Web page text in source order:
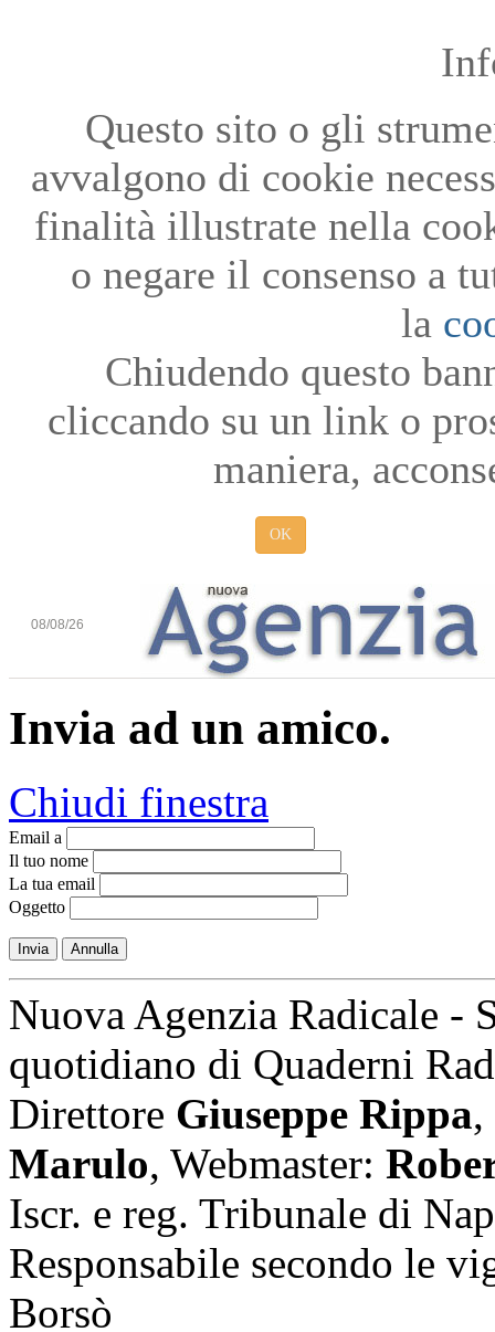
Questo sito o gli
avvalgono di cookie
finalità illustrate nella
o negare il consenso a
la
Chiudendo questo
cliccando su un link o
maniera,
OK
08/08/26
Invia ad un amico.
Chiudi finestra
Email a
Il tuo nome
La tua email
Oggetto
Invia Annulla
Nuova Agenzia Radicale -
quotidiano di Quaderni
Direttore Giuseppe Rippa,
Marulo, Webmaster:
Iscr. e reg. Tribunale di
Responsabile secondo le
Borsò